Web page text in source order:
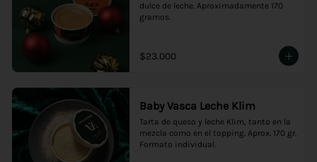
dulce de leche. Aproximadamente 170
gramos.
$23.000
Baby Vasca Leche Klim
Tarta de queso y leche Klim, tanto en la
mezcla como en el topping. Aprox. 170 gr.
Formato individual.